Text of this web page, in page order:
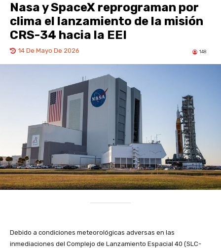
Nasa y SpaceX reprograman por
clima el lanzamiento de la misión
CRS-34 hacia la EEI
14 De Mayo De 2026 148
Debido a condiciones meteorológicas adversas en las
inmediaciones del Complejo de Lanzamiento Espacial 40 (SLC-